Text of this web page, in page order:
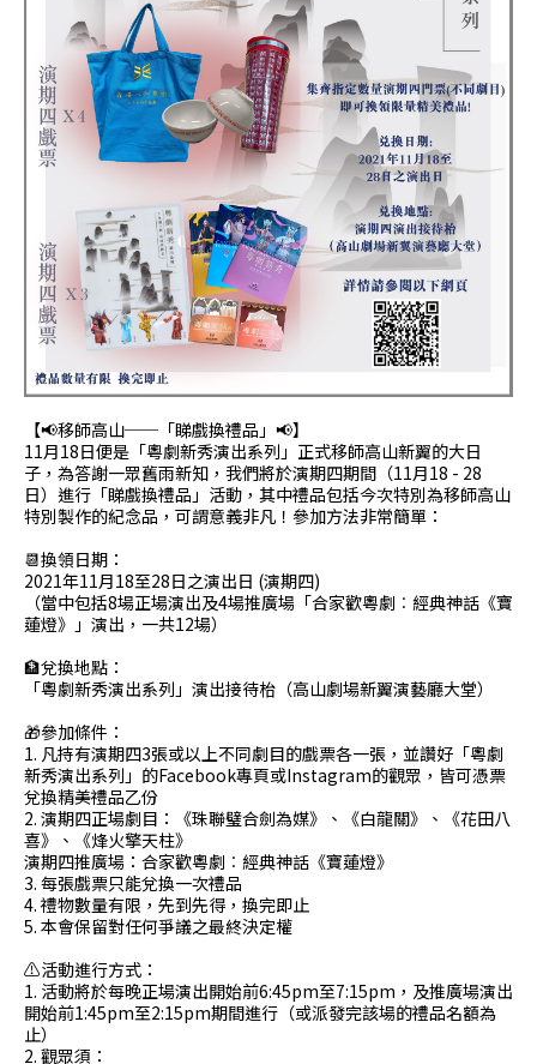
【📢移師高山──「睇戲換禮品」📢】
11月18日便是「粵劇新秀演出系列」正式移師高山新翼的大日
子，為答謝一眾舊雨新知，我們將於演期四期間（11月18 - 28
日）進行「睇戲換禮品」活動，其中禮品包括今次特別為移師高山
特別製作的紀念品，可謂意義非凡！參加方法非常簡單：
📆換領日期：
2021年11月18至28日之演出日 (演期四)
（當中包括8場正場演出及4場推廣場「合家歡粵劇︰經典神話《寶
蓮燈》」演出，一共12場）
🏦兌換地點：
「粵劇新秀演出系列」演出接待枱（高山劇場新翼演藝廳大堂）
🎁參加條件：
1. 凡持有演期四3張或以上不同劇目的戲票各一張，並讚好「粵劇
新秀演出系列」的Facebook專頁或Instagram的觀眾，皆可憑票
兌換精美禮品乙份
2. 演期四正場劇目：《珠聯璧合劍為媒》、《白龍關》、《花田八
喜》、《烽火擎天柱》
演期四推廣場：合家歡粵劇︰經典神話《寶蓮燈》
3. 每張戲票只能兌換一次禮品
4. 禮物數量有限，先到先得，換完即止
5. 本會保留對任何爭議之最終決定權
⚠️活動進行方式：
1. 活動將於每晚正場演出開始前6:45pm至7:15pm，及推廣場演出
開始前1:45pm至2:15pm期間進行（或派發完該場的禮品名額為
止）
2. 觀眾須：